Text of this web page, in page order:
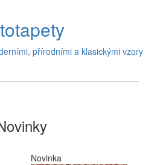
přírodními a klasickými vzory
Novinka